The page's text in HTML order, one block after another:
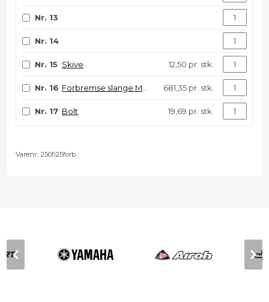
Nr. 13
Nr. 14
Nr. 15 Skive 12,50 pr. stk.
Nr. 16 Forbremse slange MX - hvid 681,35 pr. stk.
Nr. 17 Bolt 19,69 pr. stk.
Varenr.:250fi25forb